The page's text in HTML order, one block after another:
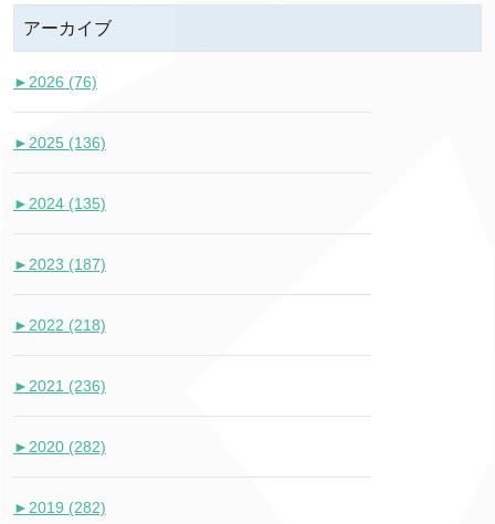
アーカイブ
► 2026 (76)
► 2025 (136)
► 2024 (135)
► 2023 (187)
► 2022 (218)
► 2021 (236)
► 2020 (282)
► 2019 (282)